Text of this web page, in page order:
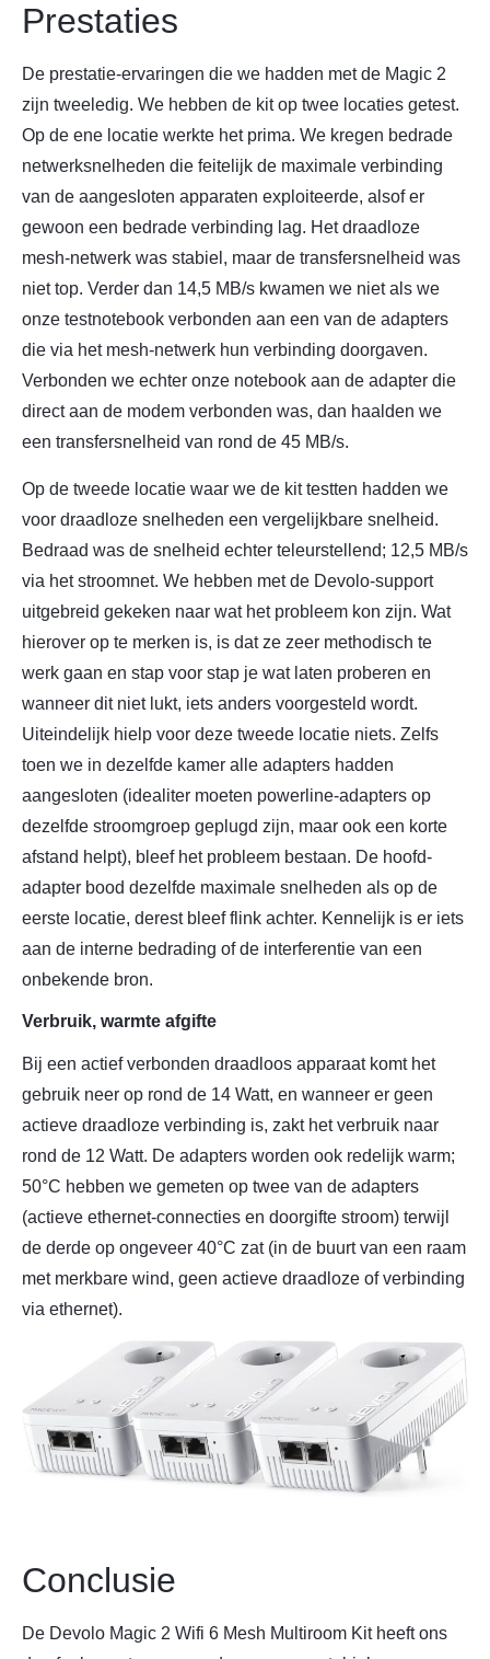
Prestaties
De prestatie-ervaringen die we hadden met de Magic 2
zijn tweeledig. We hebben de kit op twee locaties getest.
Op de ene locatie werkte het prima. We kregen bedrade
netwerksnelheden die feitelijk de maximale verbinding
van de aangesloten apparaten exploiteerde, alsof er
gewoon een bedrade verbinding lag. Het draadloze
mesh-netwerk was stabiel, maar de transfersnelheid was
niet top. Verder dan 14,5 MB/s kwamen we niet als we
onze testnotebook verbonden aan een van de adapters
die via het mesh-netwerk hun verbinding doorgaven.
Verbonden we echter onze notebook aan de adapter die
direct aan de modem verbonden was, dan haalden we
een transfersnelheid van rond de 45 MB/s.
Op de tweede locatie waar we de kit testten hadden we
voor draadloze snelheden een vergelijkbare snelheid.
Bedraad was de snelheid echter teleurstellend; 12,5 MB/s
via het stroomnet. We hebben met de Devolo-support
uitgebreid gekeken naar wat het probleem kon zijn. Wat
hierover op te merken is, is dat ze zeer methodisch te
werk gaan en stap voor stap je wat laten proberen en
wanneer dit niet lukt, iets anders voorgesteld wordt.
Uiteindelijk hielp voor deze tweede locatie niets. Zelfs
toen we in dezelfde kamer alle adapters hadden
aangesloten (idealiter moeten powerline-adapters op
dezelfde stroomgroep geplugd zijn, maar ook een korte
afstand helpt), bleef het probleem bestaan. De hoofd-
adapter bood dezelfde maximale snelheden als op de
eerste locatie, derest bleef flink achter. Kennelijk is er iets
aan de interne bedrading of de interferentie van een
onbekende bron.
Verbruik, warmte afgifte
Bij een actief verbonden draadloos apparaat komt het
gebruik neer op rond de 14 Watt, en wanneer er geen
actieve draadloze verbinding is, zakt het verbruik naar
rond de 12 Watt. De adapters worden ook redelijk warm;
50°C hebben we gemeten op twee van de adapters
(actieve ethernet-connecties en doorgifte stroom) terwijl
de derde op ongeveer 40°C zat (in de buurt van een raam
met merkbare wind, geen actieve draadloze of verbinding
via ethernet).
Conclusie
De Devolo Magic 2 Wifi 6 Mesh Multiroom Kit heeft ons